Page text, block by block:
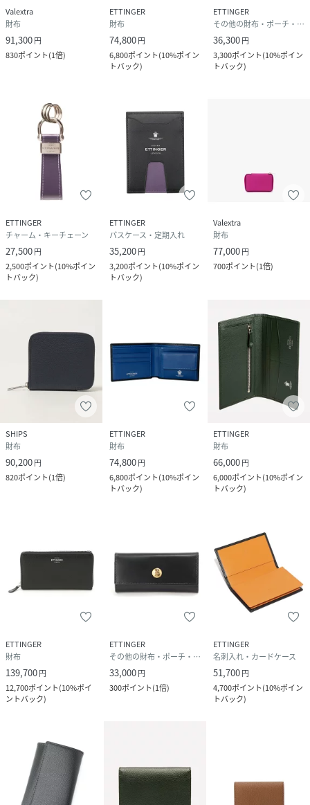
Valextra
財布
91,300円
830ポイント(1倍)
ETTINGER
財布
74,800円
6,800ポイント(10%ポイン
トバック)
ETTINGER
その他の財布・ポーチ・ケース
36,300円
3,300ポイント(10%ポイン
トバック)
ETTINGER
チャーム・キーチェーン
27,500円
2,500ポイント(10%ポイン
トバック)
ETTINGER
パスケース・定期入れ
35,200円
3,200ポイント(10%ポイン
トバック)
Valextra
財布
77,000円
700ポイント(1倍)
SHIPS
財布
90,200円
820ポイント(1倍)
ETTINGER
財布
74,800円
6,800ポイント(10%ポイン
トバック)
ETTINGER
財布
66,000円
6,000ポイント(10%ポイン
トバック)
ETTINGER
財布
139,700円
12,700ポイント(10%ポイ
ントバック)
ETTINGER
その他の財布・ポーチ・ケース
33,000円
300ポイント(1倍)
ETTINGER
名刺入れ・カードケース
51,700円
4,700ポイント(10%ポイン
トバック)